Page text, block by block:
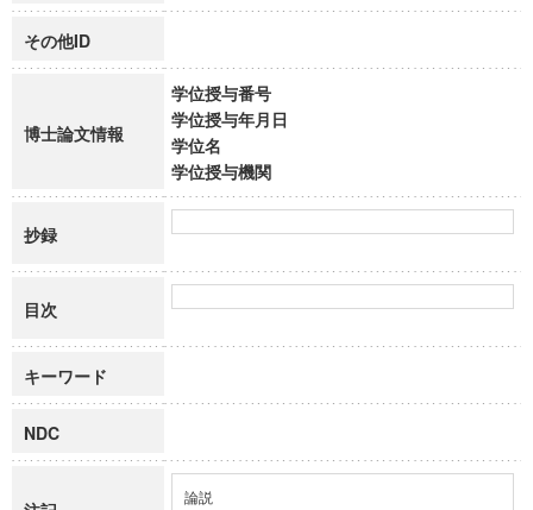
その他ID
博士論文情報
学位授与番号
学位授与年月日
学位名
学位授与機関
抄録
目次
キーワード
NDC
論説